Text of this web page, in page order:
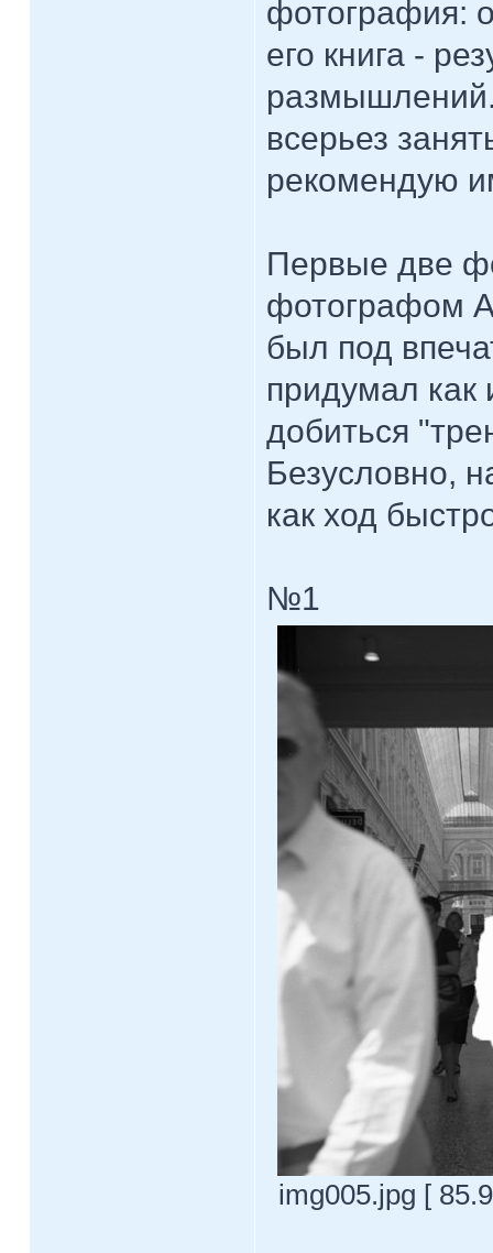
фотография:
его книга -
всерьез
рекомендую
Первые две
фотографом
был под
придумал как
добиться
Безусловно,
как ход
№1
img005.jpg [